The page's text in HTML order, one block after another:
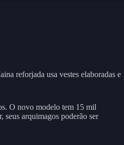
reforjada usa vestes elaboradas e
O novo modelo tem 15 mil
seus arquimagos poderão ser